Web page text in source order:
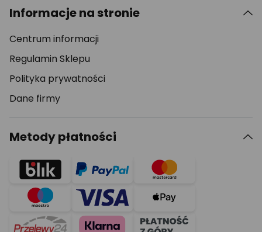
Informacje na stronie
Centrum informacji
Regulamin Sklepu
Polityka prywatności
Dane firmy
Metody płatności